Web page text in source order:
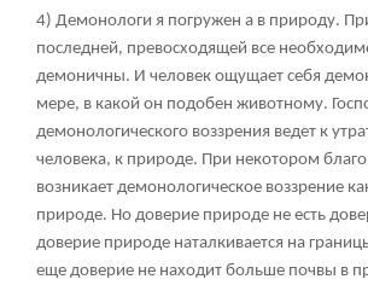
4) Демонологи я погружен а в природу.
последней, превосходящей все
демоничны. И человек ощущает себя
мере, в какой он подобен животному.
демонологического воззрения ведет к
человека, к природе. При некотором
возникает демонологическое воззрение
природе. Но доверие природе не есть
доверие природе наталкивается на
еще доверие не находит больше почвы в